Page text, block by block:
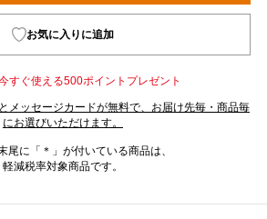
お気に入りに追加
すぐ使える500ポイントプレゼント
メッセージカードが無料で、お届け先毎・商品毎
にお選びいただけます。
尾に「＊」が付いている商品は、
軽減税率対象商品です。